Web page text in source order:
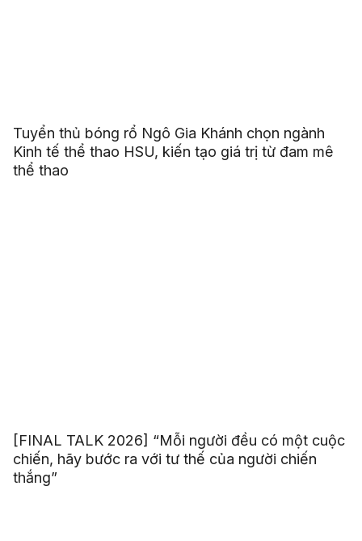
Tuyển thủ bóng rổ Ngô Gia Khánh chọn ngành
Kinh tế thể thao HSU, kiến tạo giá trị từ đam mê
thể thao
[FINAL TALK 2026] “Mỗi người đều có một cuộc
chiến, hãy bước ra với tư thế của người chiến
thắng”